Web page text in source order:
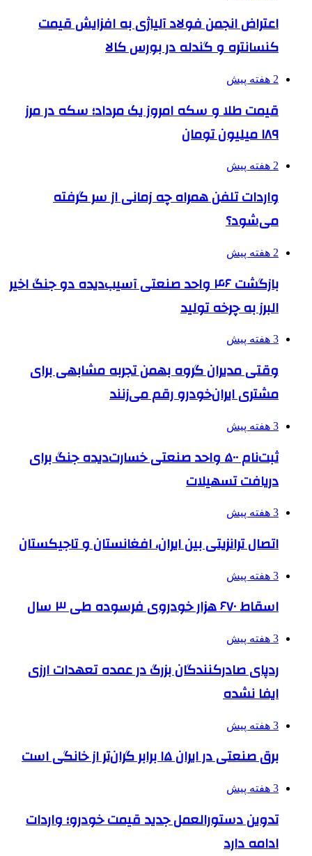
اعتراض انجمن فولاد آلیاژی به افزایش قیمت
کنسانتره و گندله در بورس کالا
2 هفته پیش
قیمت طلا و سکه امروز یک مرداد؛ سکه در مرز
۱۸۹ میلیون تومان
2 هفته پیش
واردات تلفن همراه چه زمانی از سر گرفته
می‌شود؟
2 هفته پیش
بازگشت ۴۶ واحد صنعتی آسیب‌دیده دو جنگ اخیر
البرز به چرخه تولید
3 هفته پیش
وقتی مدیران گروه بهمن تجربه مشابهی برای
مشتری ایران‌خودرو رقم می‌زنند
3 هفته پیش
ثبت‌نام ۵۰۰ واحد صنعتی خسارت‌دیده جنگ برای
دریافت تسهیلات
3 هفته پیش
اتصال ترانزیتی بین ایران، افغانستان و تاجیکستان
3 هفته پیش
اسقاط ۶۷۰ هزار خودروی فرسوده طی ۳ سال
3 هفته پیش
ردپای صادرکنندگان بزرگ در عمده تعهدات ارزی
ایفا نشده
3 هفته پیش
برق صنعتی در ایران ۱۵ برابر گران‌تر از خانگی است
3 هفته پیش
تدوین دستورالعمل جدید قیمت خودرو؛ واردات
ادامه دارد